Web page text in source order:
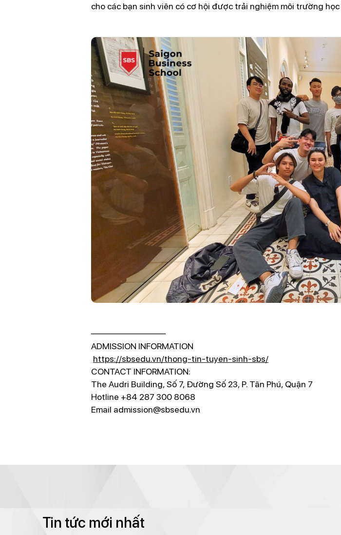
cho các bạn sinh viên có cơ hội được trải nghiệm môi trường
————————–
ADMISSION INFORMATION
https://sbsedu.vn/thong-tin-tuyen-sinh-sbs/
CONTACT INFORMATION:
️The Audri Building, Số 7, Đường Số 23, P. Tân Phú, Quận 7
Hotline +84 287 300 8068
Email admission@sbsedu.vn
Tin tức mới nhất